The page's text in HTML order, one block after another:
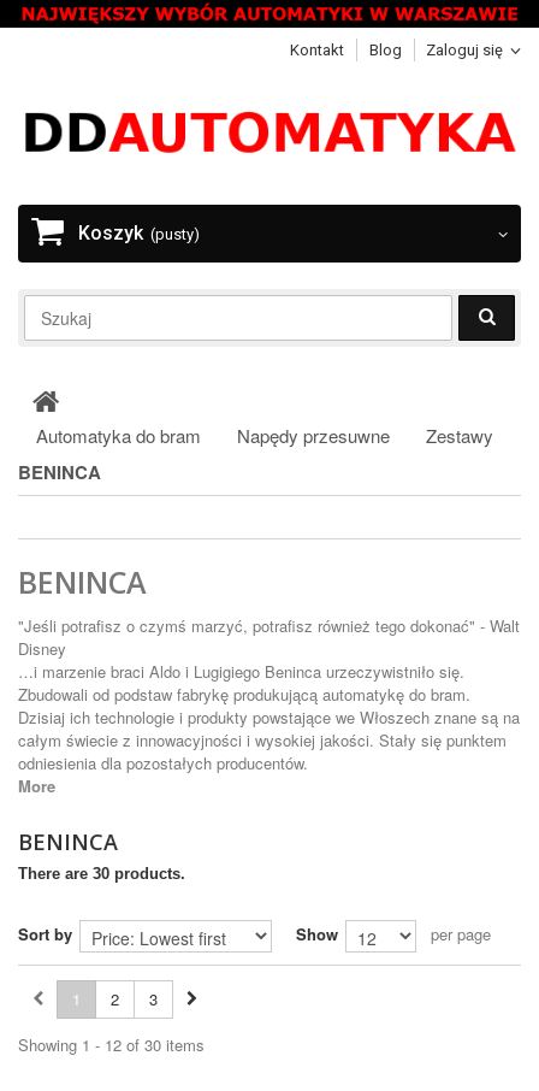
Zaloguj się
Kontakt Blog
Koszyk (pusty)
Automatyka do bram Napędy przesuwne Zestawy
BENINCA
BENINCA
"Jeśli potrafisz o czymś marzyć, potrafisz również tego dokonać" - Walt
Disney
…i marzenie braci Aldo i Lugigiego Beninca urzeczywistniło się.
Zbudowali od podstaw fabrykę produkującą automatykę do bram.
Dzisiaj ich technologie i produkty powstające we Włoszech znane są na
całym świecie z innowacyjności i wysokiej jakości. Stały się punktem
odniesienia dla pozostałych producentów.
More
BENINCA
There are 30 products.
Sort by Show per page
1 2
3
Showing 1 - 12 of 30 items